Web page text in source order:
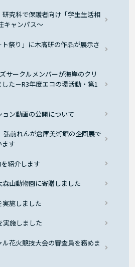
究科で保護者向け「学生生活相
キャンパス～
ト祭り」に木高研の作品が展示さ
サークルメンバーが海岸のクリ
た－R3年度エコの環活動・第1
ン動画の公開について
弘前れんが倉庫美術館の企画展で
す
紹介します
山動物園に寄贈しました
施しました
実施しました
花火競技大会の審査員を務めま